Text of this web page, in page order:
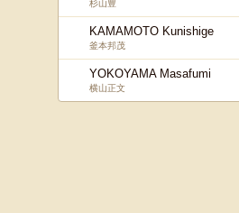
杉山豊
KAMAMOTO Kunishige
釜本邦茂
YOKOYAMA Masafumi
横山正文